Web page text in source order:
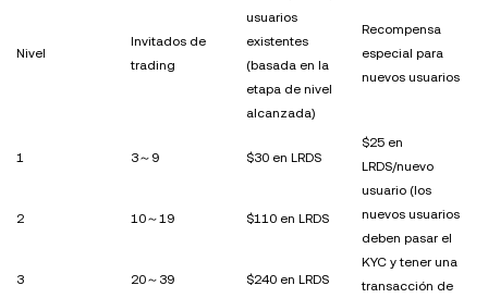
Nivel
Invitados de
trading
usuarios
existentes
(basada en la
etapa de nivel
alcanzada)
Recompensa
especial para
nuevos usuarios
1 3～9 $30 en LRDS
$25 en
LRDS/nuevo
usuario (los
nuevos usuarios
deben pasar el
KYC y tener una
transacción de
2 10～19 $110 en LRDS
3 20～39 $240 en LRDS